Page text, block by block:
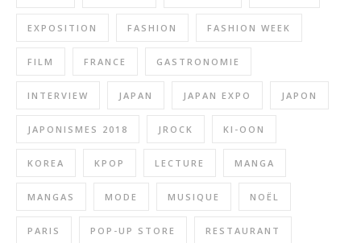
EXPOSITION FASHION FASHION WEEK
FILM FRANCE GASTRONOMIE
INTERVIEW JAPAN JAPAN EXPO JAPON
JAPONISMES 2018 JROCK KI-OON
KOREA KPOP LECTURE MANGA
MANGAS MODE MUSIQUE NOËL
PARIS POP-UP STORE RESTAURANT